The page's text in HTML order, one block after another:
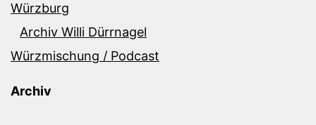
Würzburg
Archiv Willi Dürrnagel
Würzmischung / Podcast
Archiv